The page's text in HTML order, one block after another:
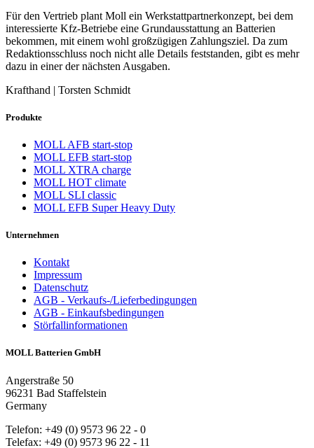
Für den Vertrieb plant Moll ein Werkstattpartnerkonzept, bei dem
interessierte Kfz-Betriebe eine Grundausstattung an Batterien
bekommen, mit einem wohl großzügigen Zahlungsziel. Da zum
Redaktionsschluss noch nicht alle Details feststanden, gibt es mehr
dazu in einer der nächsten Ausgaben.
Krafthand | Torsten Schmidt
Produkte
MOLL AFB start-stop
MOLL EFB start-stop
MOLL XTRA charge
MOLL HOT climate
MOLL SLI classic
MOLL EFB Super Heavy Duty
Unternehmen
Kontakt
Impressum
Datenschutz
AGB - Verkaufs-/Lieferbedingungen
AGB - Einkaufsbedingungen
Störfallinformationen
MOLL Batterien GmbH
Angerstraße 50
96231 Bad Staffelstein
Germany
Telefon: +49 (0) 9573 96 22 - 0
Telefax: +49 (0) 9573 96 22 - 11